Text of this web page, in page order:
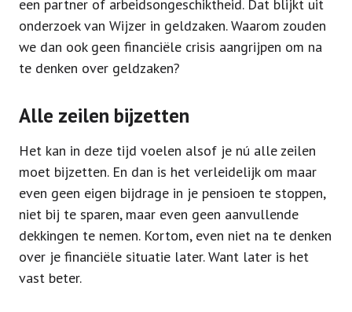
een partner of arbeidsongeschiktheid. Dat blijkt uit
onderzoek van Wijzer in geldzaken. Waarom zouden
we dan ook geen financiële crisis aangrijpen om na
te denken over geldzaken?
Alle zeilen bijzetten
Het kan in deze tijd voelen alsof je nú alle zeilen
moet bijzetten. En dan is het verleidelijk om maar
even geen eigen bijdrage in je pensioen te stoppen,
niet bij te sparen, maar even geen aanvullende
dekkingen te nemen. Kortom, even niet na te denken
over je financiële situatie later. Want later is het
vast beter.